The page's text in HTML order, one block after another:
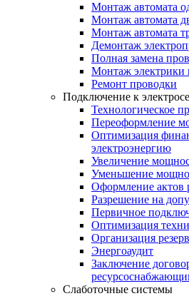
Монтаж автомата
Монтаж автомата
Монтаж автомата
Демонтаж
Полная замена
Монтаж электрики
Ремонт проводки
Подключение к
Технологическое
Переоформление
Оптимизация
электроэнергию
Увеличение
Уменьшение
Оформление актов
Разрешение на
Первичное
Оптимизация
Организация
Энергоаудит
Заключение
Слаботочные системы